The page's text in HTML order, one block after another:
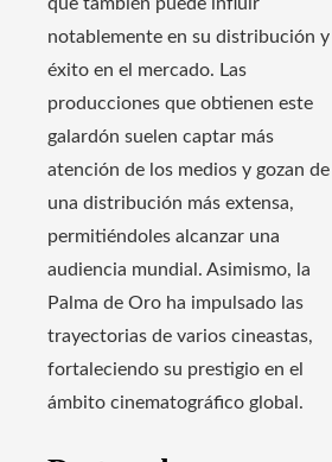
notablemente en su distribución y
éxito en el mercado. Las
producciones que obtienen este
galardón suelen captar más
atención de los medios y gozan de
una distribución más extensa,
permitiéndoles alcanzar una
audiencia mundial. Asimismo, la
Palma de Oro ha impulsado las
trayectorias de varios cineastas,
fortaleciendo su prestigio en el
ámbito cinematográfico global.